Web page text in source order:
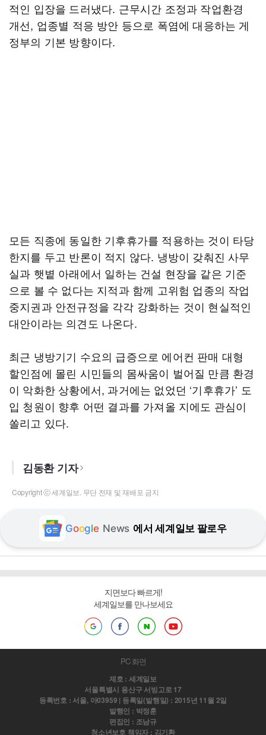
적인 입장을 드러냈다. 근무시간 조정과 작업환경
개선, 업종별 적응 방안 등으로 폭염에 대응하는 게
정부의 기본 방향이다.
모든 직종에 동일한 기후휴가를 적용하는 것이 타당
한지를 두고 반론이 적지 않다. 냉방이 갖춰진 사무
실과 햇볕 아래에서 일하는 건설 현장을 같은 기준
으로 볼 수 없다는 지적과 함께 고위험 업종의 작업
중지권과 안전규정을 각각 강화하는 것이 현실적인
대안이라는 의견도 나온다.
최근 냉방기기 수요의 급증으로 에어컨 판매 대형
할인점에 몰린 시민들의 몸싸움이 벌어질 만큼 환경
이 악화한 상황에서, 과거에는 없었던 ‘기후휴가’ 도
입 청원이 향후 어떤 결과를 가져올 지에도 관심이
쏠리고 있다.
김동환 기자
Copyright ⓒ 세계일보. 무단 전재 및 재배포 금지
Google News 에서 세계일보 팔로우
지면보다 빠르게!
세계일보를 만나보세요
PC 화면
제호 : 세계일보
서울특별시 용산구 서빙고로 17
등록번호 : 서울, 아03959 | 등록일(발행일) : 2015년 11월 2일
발행인 : 박정훈
편집인 : 조남규
청소년보호 책임자 : 김기환